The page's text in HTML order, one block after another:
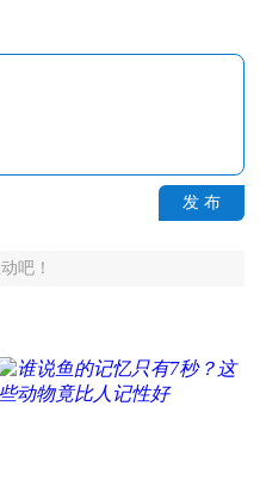
发 布
吧！